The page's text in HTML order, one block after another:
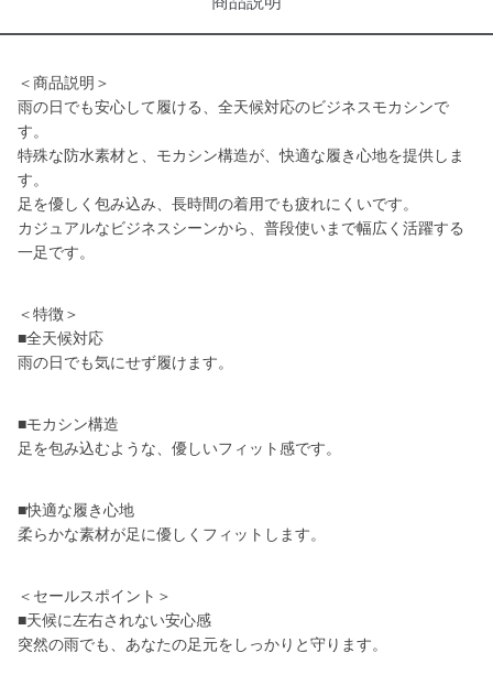
＜商品説明＞
雨の日でも安心して履ける、全天候対応のビジネスモカシンで
す。
特殊な防水素材と、モカシン構造が、快適な履き心地を提供しま
す。
足を優しく包み込み、長時間の着用でも疲れにくいです。
カジュアルなビジネスシーンから、普段使いまで幅広く活躍する
一足です。
＜特徴＞
■全天候対応
雨の日でも気にせず履けます。
■モカシン構造
足を包み込むような、優しいフィット感です。
■快適な履き心地
柔らかな素材が足に優しくフィットします。
＜セールスポイント＞
■天候に左右されない安心感
突然の雨でも、あなたの足元をしっかりと守ります。